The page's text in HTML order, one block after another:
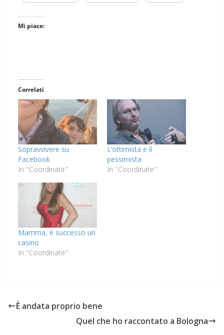
Mi piace:
Correlati
Sopravvivere su
Facebook
In "Coordinate"
L’ottimista e il
pessimista
In "Coordinate"
Mamma, è successo un
casino
In "Coordinate"
È andata proprio bene
Quel che ho raccontato a Bologna